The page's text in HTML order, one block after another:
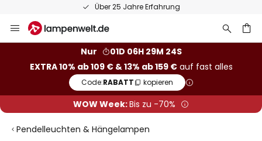
50 Tage kostenlose
Inhalt
Nur
01D 06H 29M 23S
EXTRA 10% ab 109 € & 13% ab 159 €auf fast alles
Code:RABATT kopieren
WOW Week:Bis zu -70%
Pendelleuchten & Hängelampen